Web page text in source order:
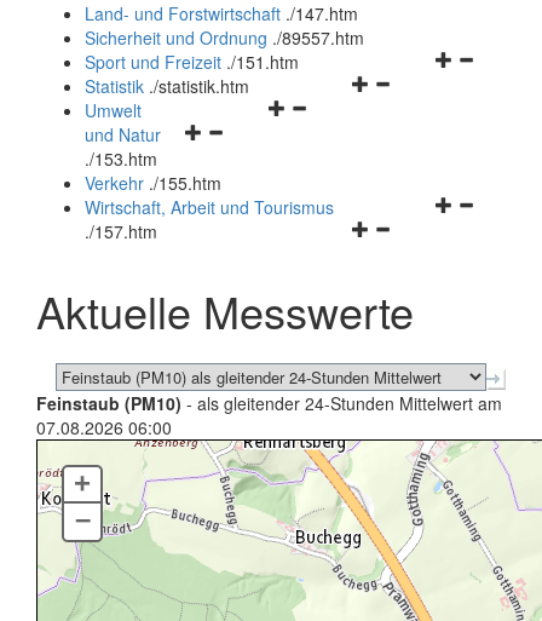
und
schließen
Land- und Forstwirtschaft ./147.htm
Sicherheit und Ordnung ./89557.htm
Navigationsmenü
Sport und Freizeit ./151.htm
Navigationsmenü
Statistik ./statistik.htm
Navigationsmenü
und
schließen
Umwelt
und Natur
./153.htm
Verkehr ./155.htm
Navigationsmenü
schließen
Wirtschaft, Arbeit und Tourismus
./157.htm
Aktuelle Messwerte
Feinstaub (PM10) - als gleitender 24-Stunden Mittelwert am
07.08.2026 06:00
+
–